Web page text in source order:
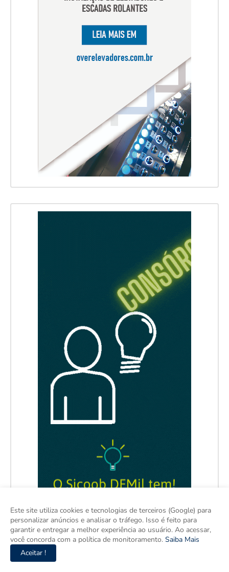
Este site utiliza cookies e tecnologias de terceiros (Google) para
personalizar anúncios e analisar o tráfego. Isso é feito para
garantir e entregar a melhor experiência ao usuário. Ao acessar,
você concorda com a política de monitoramento. Saiba Mais
Aceitar !